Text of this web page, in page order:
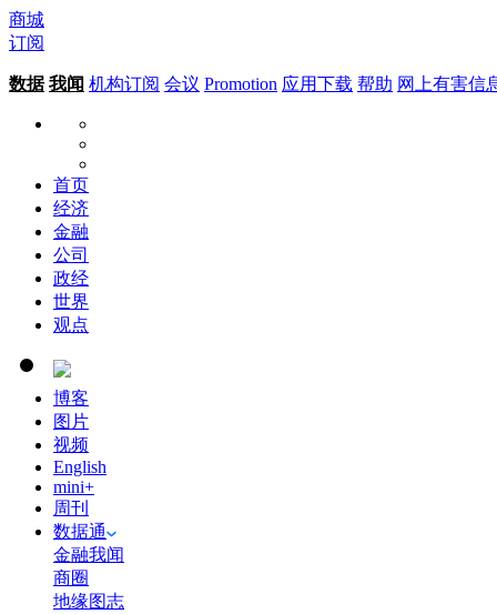
商城
订阅
数据 我闻 机构订阅 会议 Promotion 应用下载 帮助 网上有害信
首页
经济
金融
公司
政经
世界
观点
博客
图片
视频
English
mini+
周刊
数据通
金融我闻
商圈
地缘图志